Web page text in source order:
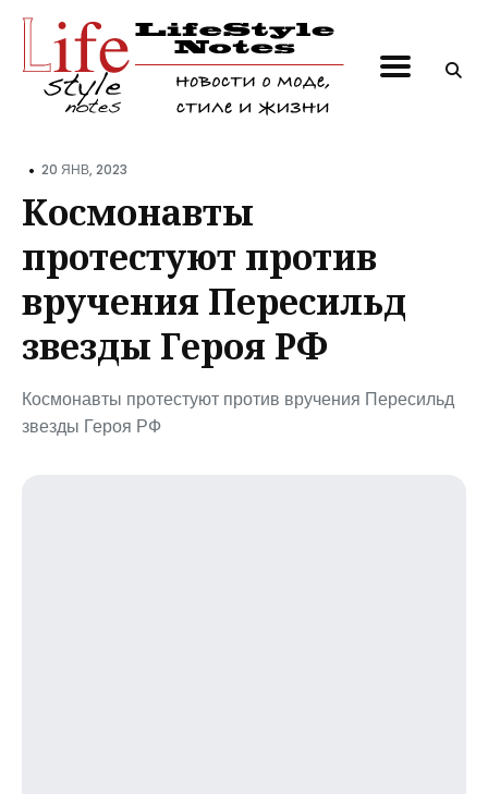
Поиск
• 20 ЯНВ, 2023
Космонавты
протестуют против
вручения Пересильд
звезды Героя РФ
Космонавты протестуют против вручения Пересильд
звезды Героя РФ